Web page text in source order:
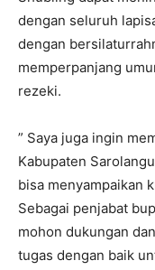
dengan seluruh
dengan
memperpanjang
rezeki.
” Saya juga ingin
Kabupaten
bisa menyampaikan
Sebagai penjabat
mohon dukungan
tugas dengan baik